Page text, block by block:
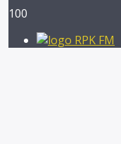
100
RPK FM